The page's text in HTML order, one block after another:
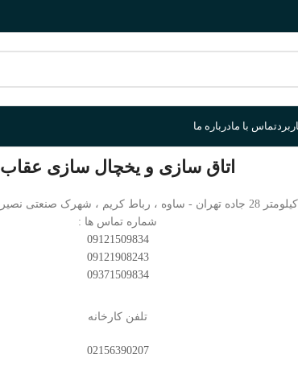
تماس با مادرباره ما
اتاق سازی و یخچال سازی عقاب
آباد ، خیابان سرو 13 ، پلاک 7
شماره تماس ها :
09121509834
09121908243
09371509834
تلفن کارخانه
02156390207